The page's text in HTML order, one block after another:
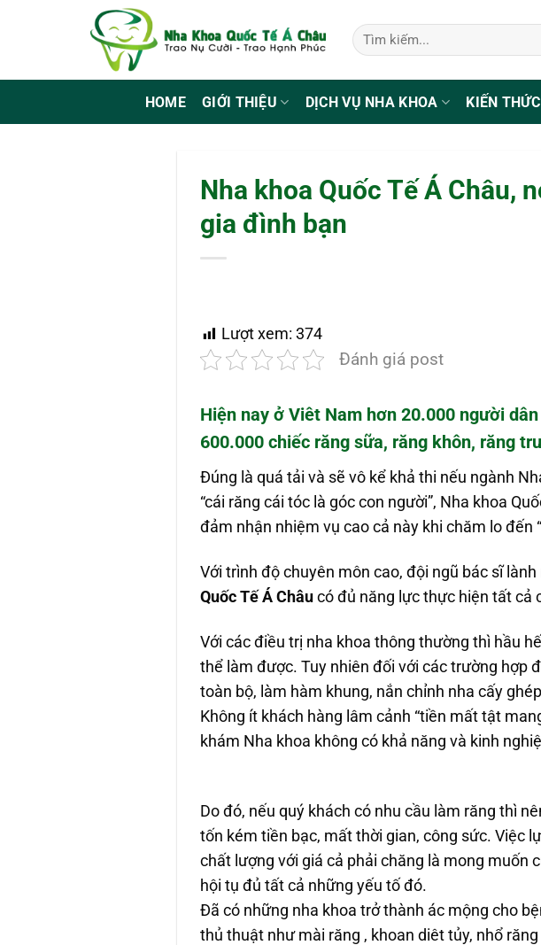
HOME GIỚI THIỆU DỊCH VỤ NHA KHOA KIẾN
Nha khoa Quốc Tế Á Châu,
gia đình bạn
Lượt xem: 374
Đánh giá post
Hiện nay ở Viêt Nam hơn 20.000 người
600.000 chiếc răng sữa, răng khôn, răng
Đúng là quá tải và sẽ vô kể khả thi nếu ngành
“cái răng cái tóc là góc con người”, Nha khoa
đảm nhận nhiệm vụ cao cả này khi chăm lo đến
Với trình độ chuyên môn cao, đội ngũ bác sĩ
Quốc Tế Á Châucó đủ năng lực thực hiện tất cả
Với các điều trị nha khoa thông thường thì hầu
thể làm được. Tuy nhiên đối với các trường hợp
toàn bộ, làm hàm khung, nắn chỉnh nha cấy
Không ít khách hàng lâm cảnh “tiền mất tật
khám Nha khoa không có khả năng và kinh
Do đó, nếu quý khách có nhu cầu làm răng thì
tốn kém tiền bạc, mất thời gian, công sức. Việc
chất lượng với giá cả phải chăng là mong muốn
hội tụ đủ tất cả những yếu tố đó.
Đã có những nha khoa trở thành ác mộng cho
thủ thuật như mài răng , khoan diêt tủy, nhổ